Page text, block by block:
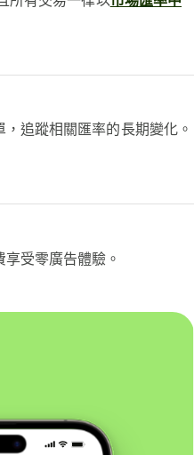
追蹤相關匯率的長期變化。
受零廣告體驗。